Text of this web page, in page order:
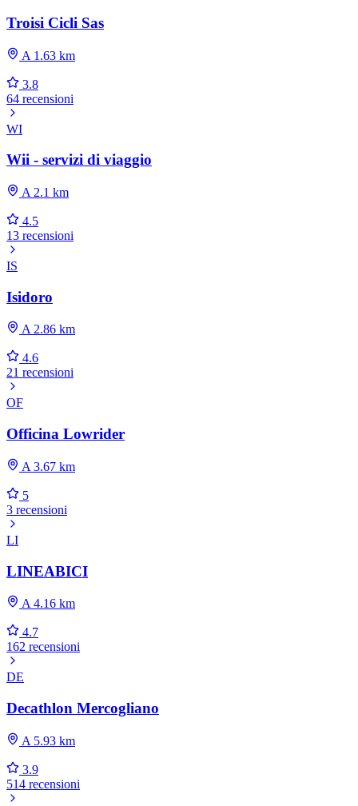
Troisi Cicli Sas
A 1.63 km
3.8
64 recensioni
WI
Wii - servizi di viaggio
A 2.1 km
4.5
13 recensioni
IS
Isidoro
A 2.86 km
4.6
21 recensioni
OF
Officina Lowrider
A 3.67 km
5
3 recensioni
LI
LINEABICI
A 4.16 km
4.7
162 recensioni
DE
Decathlon Mercogliano
A 5.93 km
3.9
514 recensioni